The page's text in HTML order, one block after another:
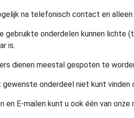
na telefonisch contact en alleen
gebruikte onderdelen kunnen lichte
is.
dienen meestal gespoten te
gewenste onderdeel niet kunt
en E-mailen kunt u ook één van